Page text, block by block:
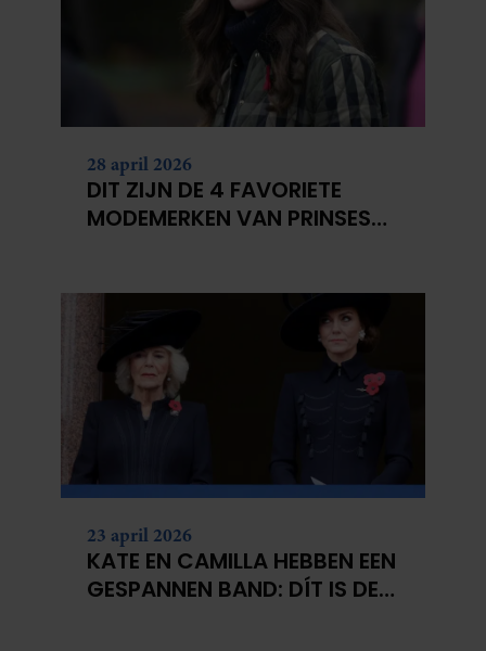
28 april 2026
DIT ZIJN DE 4 FAVORIETE
MODEMERKEN VAN PRINSES
23 april 2026
KATE EN CAMILLA HEBBEN EEN
GESPANNEN BAND: DÍT IS DE